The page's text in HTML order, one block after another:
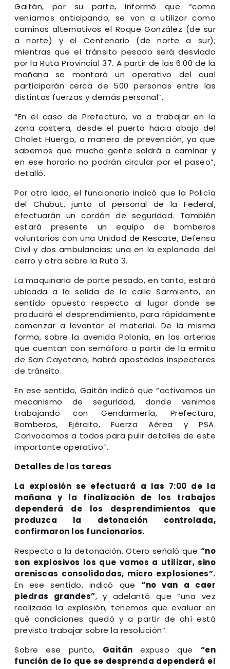
Gaitán, por su parte, informó que “como
veníamos anticipando, se van a utilizar como
caminos alternativos el Roque González (de sur
a norte) y el Centenario (de norte a sur);
mientras que el tránsito pesado será desviado
por la Ruta Provincial 37. A partir de las 6:00 de la
mañana se montará un operativo del cual
participarán cerca de 500 personas entre las
distintas fuerzas y demás personal”.
“En el caso de Prefectura, va a trabajar en la
zona costera, desde el puerto hacia abajo del
Chalet Huergo, a manera de prevención, ya que
sabemos que mucha gente saldrá a caminar y
en ese horario no podrán circular por el paseo”,
detalló.
Por otro lado, el funcionario indicó que la Policía
del Chubut, junto al personal de la Federal,
efectuarán un cordón de seguridad. También
estará presente un equipo de bomberos
voluntarios con una Unidad de Rescate, Defensa
Civil y dos ambulancias: una en la explanada del
cerro y otra sobre la Ruta 3.
La maquinaria de porte pesado, en tanto, estará
ubicada a la salida de la calle Sarmiento, en
sentido opuesto respecto al lugar donde se
producirá el desprendimiento, para rápidamente
comenzar a levantar el material. De la misma
forma, sobre la avenida Polonia, en las arterias
que cuentan con semáforo a partir de la ermita
de San Cayetano, habrá apostados inspectores
de tránsito.
En ese sentido, Gaitán indicó que “activamos un
mecanismo de seguridad, donde venimos
trabajando con Gendarmería, Prefectura,
Bomberos, Ejército, Fuerza Aérea y PSA.
Convocamos a todos para pulir detalles de este
importante operativo”.
Detalles de las tareas
La explosión se efectuará a las 7:00 de la
mañana y la finalización de los trabajos
dependerá de los desprendimientos que
produzca la detonación controlada,
confirmaron los funcionarios.
Respecto a la detonación, Otero señaló que “no
son explosivos los que vamos a utilizar, sino
areniscas consolidadas, micro explosiones”.
En ese sentido, indicó que“no van a caer
piedras grandes”, y adelantó que “una vez
realizada la explosión, tenemos que evaluar en
qué condiciones quedó y a partir de ahí está
previsto trabajar sobre la resolución”.
Sobre ese punto, Gaitán expuso que “en
función de lo que se desprenda dependerá el